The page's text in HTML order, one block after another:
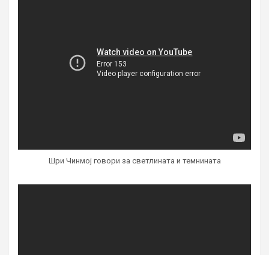
Шри Чинмој говори за светлината и темнината